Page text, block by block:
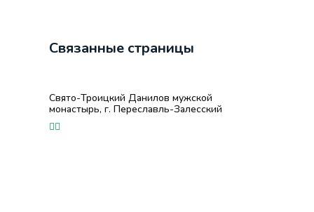
Связанные страницы
Свято-Троицкий Данилов мужской
монастырь, г. Переславль-Залесский